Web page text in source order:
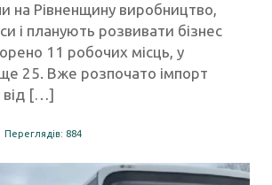
на Рівненщину виробництво,
і планують розвивати бізнес
11 робочих місць, у
25. Вже розпочато імпорт
від […]
Переглядів: 884